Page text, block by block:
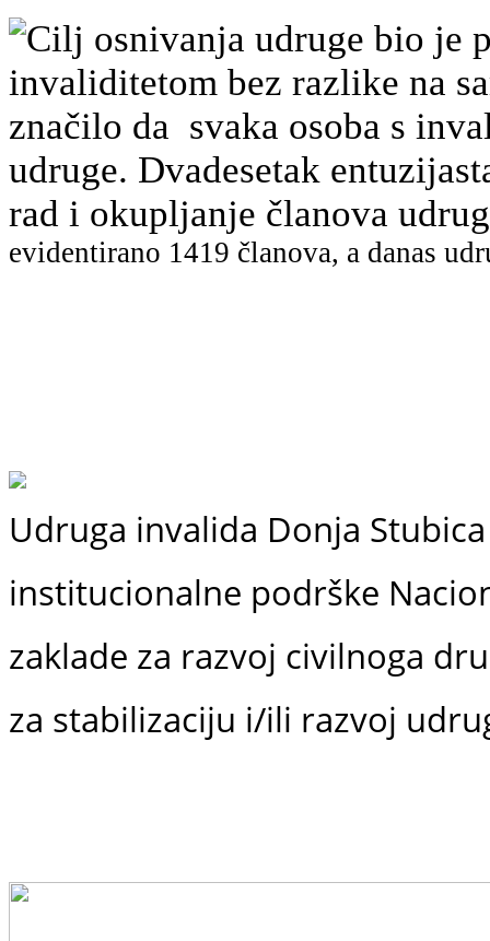
Cilj osnivanja udruge bio je
invaliditetom bez razlike na
značilo da svaka osoba s
udruge. Dvadesetak
rad i okupljanje članova
evidentirano 1419 članova, a danas
Udruga invalida Donja
institucionalne podrške
zaklade za razvoj civilnoga
za stabilizaciju i/ili razvoj